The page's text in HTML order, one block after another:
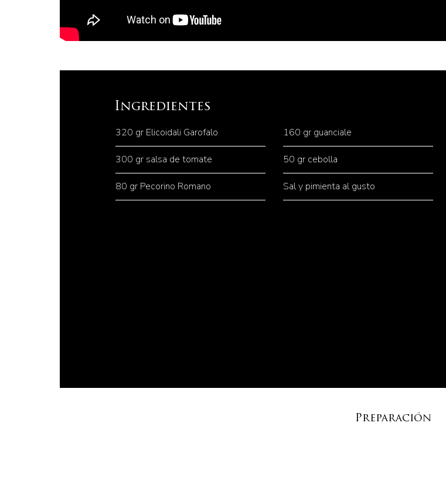
Ingredientes
320 gr Elicoidali Garofalo 160 gr guanciale
300 gr salsa de tomate 50 gr cebolla
80 gr Pecorino Romano Sal y pimienta al gusto
Preparación